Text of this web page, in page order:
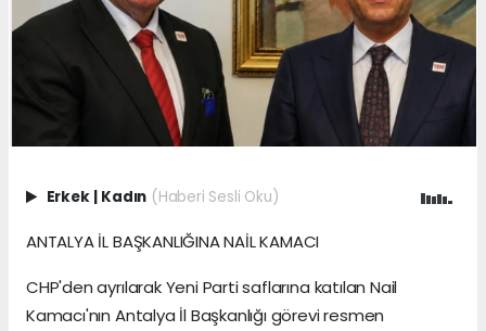
Erkek Kadın (Haberi Sesli Oku)
ANTALYA İL BAŞKANLIĞINA NAİL KAMACI
CHP'den ayrılarak Yeni Parti saflarına katılan Nail
Kamacı'nın Antalya İl Başkanlığı görevi resmen